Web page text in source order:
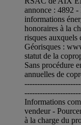
annonce : 4892
informations
honoraires à la
risques auxquels
Géorisques :
statut de la
Sans procédure
annuelles de
Informations
vendeur -
à la charge du